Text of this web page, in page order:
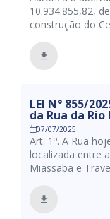
10.934.855,82,
construção do
LEI N° 855/
da Rua da
providências.
07/07/2025
Art. 1º. A Rua
localizada entre
Miassaba e
“RUA